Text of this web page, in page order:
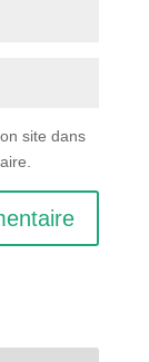
site dans